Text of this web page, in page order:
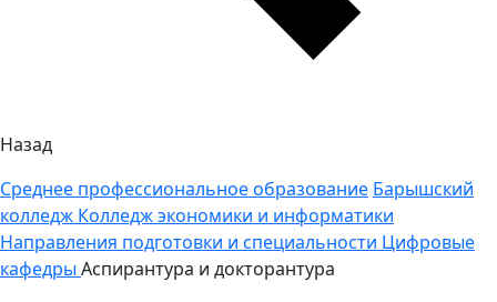
Назад
Среднее профессиональное образование Барышский
колледж Колледж экономики и информатики
Направления подготовки и специальности Цифровые
кафедры Аспирантура и докторантура